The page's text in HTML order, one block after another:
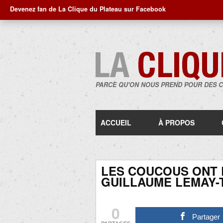
Devenez fan de La Clique du Plateau sur Facebook
PARCE QU'ON NOUS PREND POUR DES
ACCUEIL À PROPOS
LES COUCOUS
GUILLAUME
0 Partager